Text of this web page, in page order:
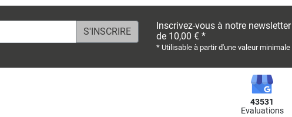
Inscrivez-vous à notre
de 10,00 € *
* Utilisable à partir d'une valeur
43531
Evaluations